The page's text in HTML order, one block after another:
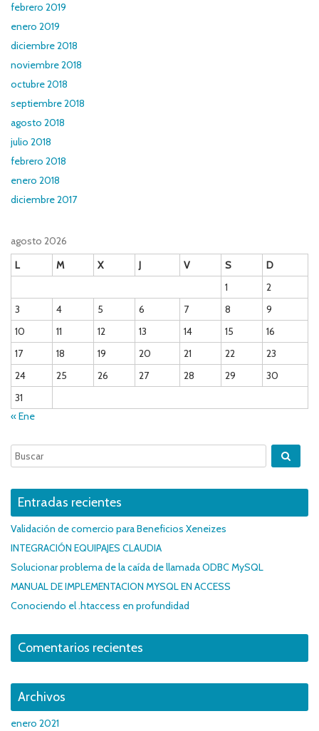
febrero 2019
enero 2019
diciembre 2018
noviembre 2018
octubre 2018
septiembre 2018
agosto 2018
julio 2018
febrero 2018
enero 2018
diciembre 2017
agosto 2026
L
M X J V S
D
1
2
3
4 5 6 7 8
9
10
11 12 13 14 15
16
17
18 19 20 21 22
23
24
25 26 27 28 29
30
31
« Ene
Entradas recientes
Validación de comercio para Beneficios Xeneizes
INTEGRACIÓN EQUIPAJES CLAUDIA
Solucionar problema de la caída de llamada ODBC MySQL
MANUAL DE IMPLEMENTACION MYSQL EN ACCESS
Conociendo el .htaccess en profundidad
Comentarios recientes
Archivos
enero 2021